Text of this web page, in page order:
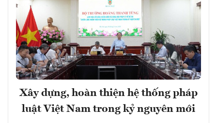
Xây dựng, hoàn thiện hệ thống pháp
luật Việt Nam trong kỷ nguyên mới